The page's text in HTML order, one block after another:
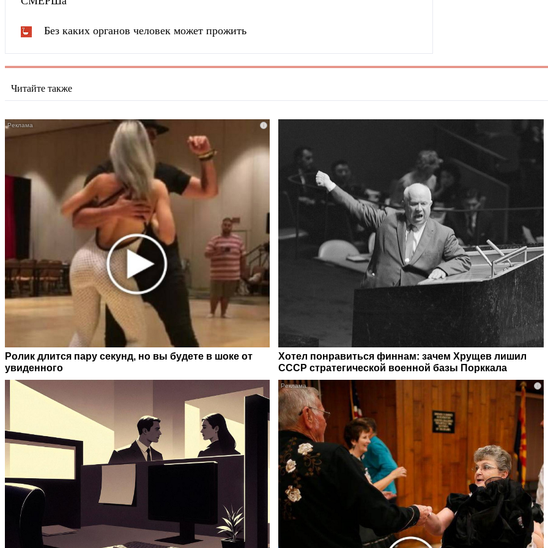
Без каких органов человек может прожить
Читайте также
i
Ролик длится пару секунд, но вы будете в шоке от
увиденного
Хотел понравиться финнам: зачем Хрущев лишил
СССР стратегической военной базы Порккала
i